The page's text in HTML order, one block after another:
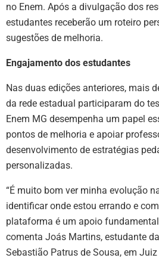
no Enem. Após a divulgação dos
estudantes receberão um roteiro
sugestões de melhoria.
Engajamento dos estudantes
Nas duas edições anteriores, mais
da rede estadual participaram do
Enem MG desempenha um papel
pontos de melhoria e apoiar
desenvolvimento de estratégias
personalizadas.
“É muito bom ver minha evolução
identificar onde estou errando e
plataforma é um apoio
comenta Joás Martins, estudante
Sebastião Patrus de Sousa, em